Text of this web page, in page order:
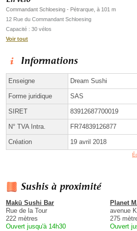
Commandant Schloesing - Pétrarque, à 101 m
12 Rue du Commandant Schloesing
Capacité : 30 vélos
Voir tout
Informations
Enseigne Dream Sushi
Forme juridique SAS
SIRET 83912687700019
N° TVA Intra. FR74839126877
Création 19 avril 2018
Sushis à proximité
Makū Sushi Bar
Rue de la Tour
222 mètres
Ouvert jusqu'à 14h30
Planet
avenue
275
Ouvert